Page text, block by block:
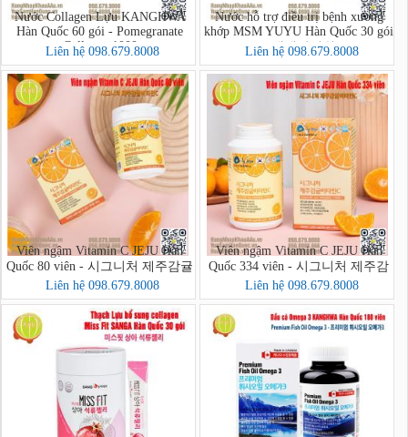
Nước Collagen Lựu KANGHWA
Hàn Quốc 60 gói - Pomegranate
Collagen 1000
Liên hệ 098.679.8008
Nước hỗ trợ điều trị bệnh xương
khớp MSM YUYU Hàn Quốc 30 gói
- 생생관절원
Liên hệ 098.679.8008
Viên ngậm Vitamin C JEJU Hàn
Quốc 80 viên - 시그니처 제주감귤
비타민C
Liên hệ 098.679.8008
Viên ngậm Vitamin C JEJU Hàn
Quốc 334 viên - 시그니처 제주감
귤비타민C
Liên hệ 098.679.8008